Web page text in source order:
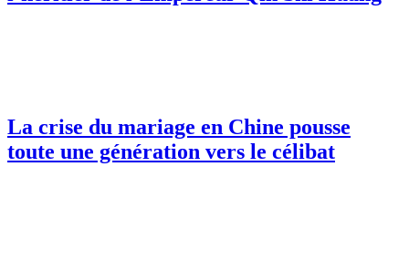
La crise du mariage en Chine pousse
toute une génération vers le célibat